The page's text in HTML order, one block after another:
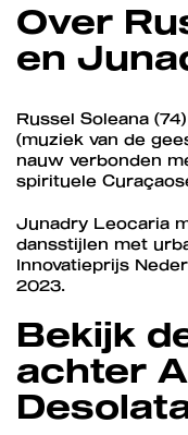
Over
en
Russel Soleana
(muziek van de
nauw verbonden
spirituele
Junadry Leocaria
dansstijlen met
Innovatieprijs
2023.
Bekijk
achter